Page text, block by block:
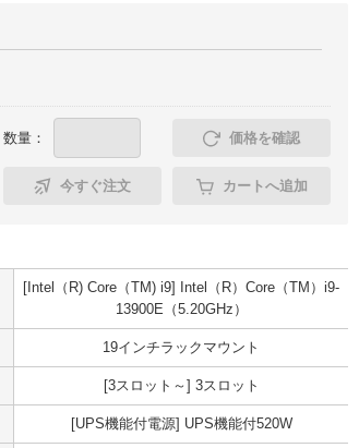
数量： 価格を確認
今すぐ注文 カートへ追加
[Intel（R) Core（TM) i9] Intel（R）Core（TM）i9-
13900E（5.20GHz）
19インチラックマウント
[3スロット～] 3スロット
[UPS機能付電源] UPS機能付520W